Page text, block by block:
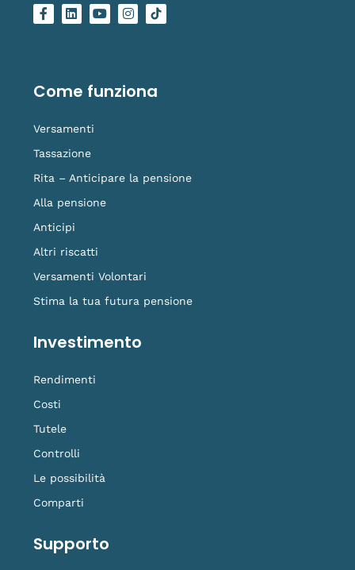
F
a
o
k
L
i
i
n
Y
o
e
I
n
r
a
L
o
i
k
Come funziona
Versamenti
Tassazione
Rita – Anticipare la pensione
Alla pensione
Anticipi
Altri riscatti
Versamenti Volontari
Stima la tua futura pensione
Investimento
Rendimenti
Costi
Tutele
Controlli
Le possibilità
Comparti
Supporto